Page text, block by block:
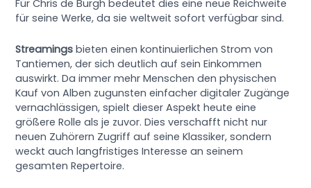
Für Chris de Burgh bedeutet dies eine neue Reichweite
für seine Werke, da sie weltweit sofort verfügbar sind.
Streamings bieten einen kontinuierlichen Strom von
Tantiemen, der sich deutlich auf sein Einkommen
auswirkt. Da immer mehr Menschen den physischen
Kauf von Alben zugunsten einfacher digitaler Zugänge
vernachlässigen, spielt dieser Aspekt heute eine
größere Rolle als je zuvor. Dies verschafft nicht nur
neuen Zuhörern Zugriff auf seine Klassiker, sondern
weckt auch langfristiges Interesse an seinem
gesamten Repertoire.